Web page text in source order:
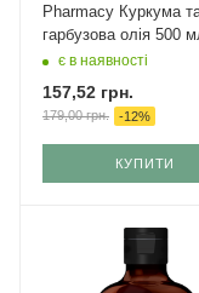
Pharmacy Куркума
гарбузова олія 500
є в наявності
157,52 грн.
179,00грн. -12%
КУПИТИ